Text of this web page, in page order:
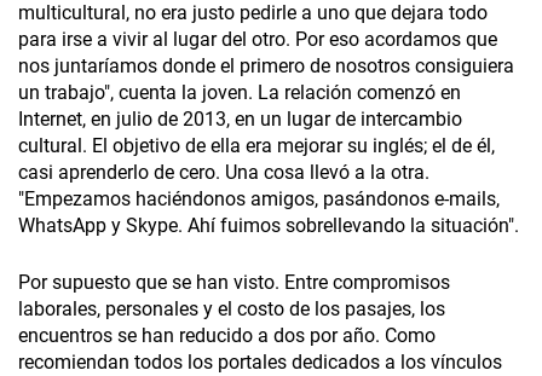
multicultural, no era justo pedirle a uno que dejara todo
para irse a vivir al lugar del otro. Por eso acordamos que
nos juntaríamos donde el primero de nosotros consiguiera
un trabajo", cuenta la joven. La relación comenzó en
Internet, en julio de 2013, en un lugar de intercambio
cultural. El objetivo de ella era mejorar su inglés; el de él,
casi aprenderlo de cero. Una cosa llevó a la otra.
"Empezamos haciéndonos amigos, pasándonos e-mails,
WhatsApp y Skype. Ahí fuimos sobrellevando la situación".
Por supuesto que se han visto. Entre compromisos
laborales, personales y el costo de los pasajes, los
encuentros se han reducido a dos por año. Como
recomiendan todos los portales dedicados a los vínculos